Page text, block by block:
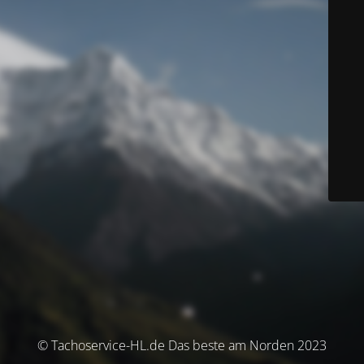
© Tachoservice-HL.de Das beste am Norden 2023